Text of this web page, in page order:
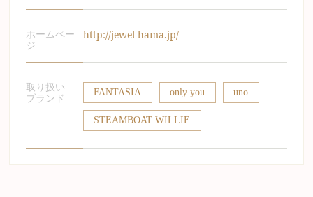
ホームペー
ジ
http://jewel-hama.jp/
取り扱い
ブランド
FANTASIA only you uno
STEAMBOAT WILLIE